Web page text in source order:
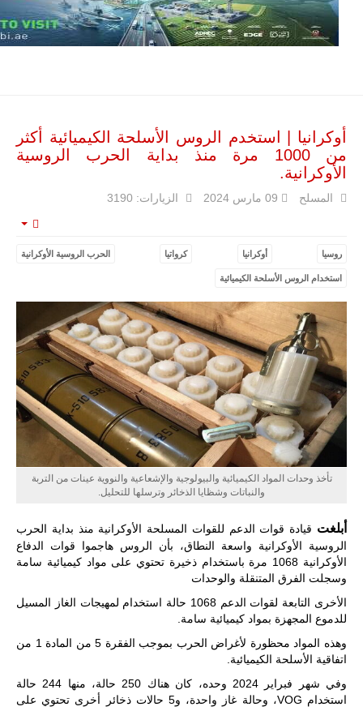
مالي |
مشاركة
العصابات في
مالي.
مع تصاعد حدة
الروسية في
مالي رُصدت
لحملة مكافحة
فإن الجمع بين
قدرة طائرة
أوريون على
التحليق…
للمزيد
ليبيا | إنطلاق
فلينتلوك
2026 الدولية
جيوش وقادة
من 30 دولة
الليبية.
في خطوة
أوكرانيا | استخدم الروس الأسلحة الكيميائية أكثر
من 1000 مرة منذ بداية الحرب الروسية
الأوكرانية.
المسلح 09 مارس 2024 الزيارات: 3190
روسيا أوكرانيا كرواتيا الحرب الروسية الأوكرانية
استخدام الروس الأسلحة الكيميائية
تأخذ وحدات المواد الكيميائية والبيولوجية والإشعاعية والنووية عينات من التربة
والنباتات وشظايا الذخائر وترسلها للتحليل.
أبلغت قيادة قوات الدعم للقوات المسلحة الأوكرانية منذ بداية الحرب
الروسية الأوكرانية واسعة النطاق، بأن الروس هاجموا قوات الدفاع
الأوكرانية 1068 مرة باستخدام ذخيرة تحتوي على مواد كيميائية سامة
وسجلت الفرق المتنقلة والوحدات
الأخرى التابعة لقوات الدعم 1068 حالة استخدام لمهيجات الغاز المسيل
للدموع المجهزة بمواد كيميائية سامة.
وهذه المواد محظورة لأغراض الحرب بموجب الفقرة 5 من المادة 1 من
اتفاقية الأسلحة الكيميائية.
وفي شهر فبراير 2024 وحده، كان هناك 250 حالة، منها 244 حالة
استخدام VOG، وحالة غاز واحدة، و5 حالات ذخائر أخرى تحتوي على